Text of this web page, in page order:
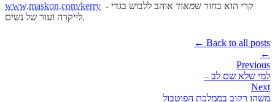
www.maskon.com/kerry - קרי הוא בחור שמאוד אוהב ללבוש בגדי
לייקרה ועור של נשים.
← Back to all posts
←
Previous
למי שלא שם לב –
Next
משהו רקוב בממלכת הפוטבול